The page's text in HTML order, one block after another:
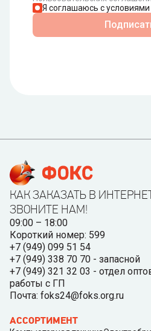
Я соглашаюсь с условиями
КАК ЗАКАЗАТЬ В
ЗВОНИТЕ НАМ!
09:00 – 18:00
Короткий номер: 599
+7 (949) 099 51 54
+7 (949) 338 70 70 - запасной
+7 (949) 321 32 03 - отдел
работы с ГП
Почта: foks24@foks.org.ru
АССОРТИМЕНТ